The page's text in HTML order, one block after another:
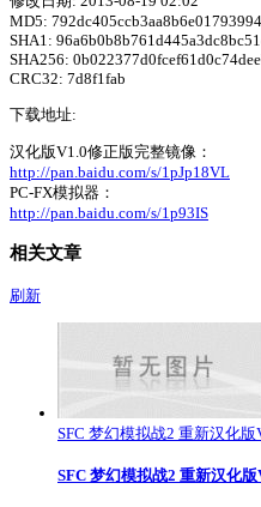
MD5:
SHA1:
SHA256:
CRC32: 7d8f1fab
下载地址:
汉化版V1.0修正版完整镜像：
http://pan.baidu.com/s/1pJp18VL
PC-FX模拟器：
http://pan.baidu.com/s/1p93IS
相关文章
刷新
SFC 梦幻模拟战2 重新汉化
SFC 梦幻模拟战2 重新汉化版